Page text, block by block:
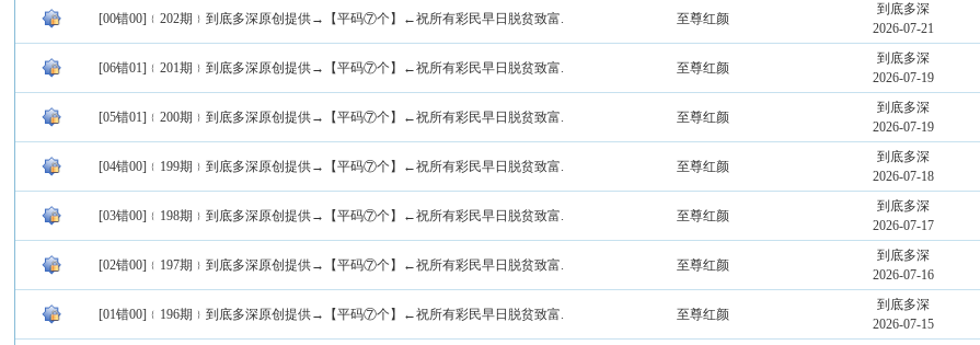
[00错00]﹛202期﹜到底多深原创提供→【平码⑦个】←祝所有彩民早日脱贫致富. 至尊红颜
到底多深
2026-07-21
[06错01]﹛201期﹜到底多深原创提供→【平码⑦个】←祝所有彩民早日脱贫致富. 至尊红颜
到底多深
2026-07-19
[05错01]﹛200期﹜到底多深原创提供→【平码⑦个】←祝所有彩民早日脱贫致富. 至尊红颜
到底多深
2026-07-19
[04错00]﹛199期﹜到底多深原创提供→【平码⑦个】←祝所有彩民早日脱贫致富. 至尊红颜
到底多深
2026-07-18
[03错00]﹛198期﹜到底多深原创提供→【平码⑦个】←祝所有彩民早日脱贫致富. 至尊红颜
到底多深
2026-07-17
[02错00]﹛197期﹜到底多深原创提供→【平码⑦个】←祝所有彩民早日脱贫致富. 至尊红颜
到底多深
2026-07-16
[01错00]﹛196期﹜到底多深原创提供→【平码⑦个】←祝所有彩民早日脱贫致富. 至尊红颜
到底多深
2026-07-15